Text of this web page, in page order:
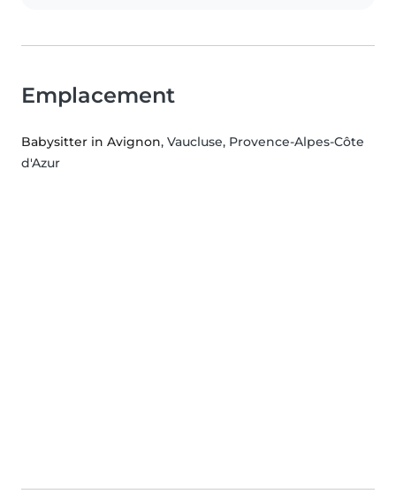
Emplacement
Babysitter in Avignon, Vaucluse, Provence-Alpes-Côte
d'Azur